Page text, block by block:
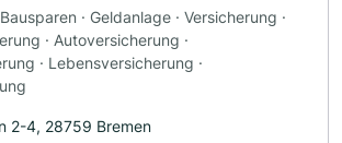
· Geldanlage · Versicherung ·
· Autoversicherung ·
· Lebensversicherung ·
2-4, 28759 Bremen